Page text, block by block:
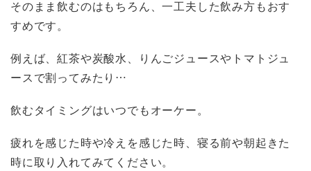
そのまま飲むのはもちろん、一工夫した飲み方もおす
すめです。
例えば、紅茶や炭酸水、りんごジュースやトマトジュ
ースで割ってみたり…
飲むタイミングはいつでもオーケー。
疲れを感じた時や冷えを感じた時、寝る前や朝起きた
時に取り入れてみてください。